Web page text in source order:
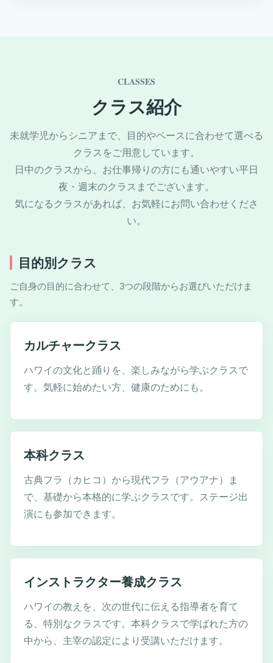
CLASSES
クラス紹介
未就学児からシニアまで、目的やペースに合わせて選べる
クラスをご用意しています。
日中のクラスから、お仕事帰りの方にも通いやすい平日
夜・週末のクラスまでございます。
気になるクラスがあれば、お気軽にお問い合わせくださ
い。
目的別クラス
ご自身の目的に合わせて、3つの段階からお選びいただけま
す。
カルチャークラス
ハワイの文化と踊りを、楽しみながら学ぶクラスで
す。気軽に始めたい方、健康のためにも。
本科クラス
古典フラ（カヒコ）から現代フラ（アウアナ）ま
で、基礎から本格的に学ぶクラスです。ステージ出
演にも参加できます。
インストラクター養成クラス
ハワイの教えを、次の世代に伝える指導者を育て
る、特別なクラスです。本科クラスで学ばれた方の
中から、主宰の認定により受講いただけます。